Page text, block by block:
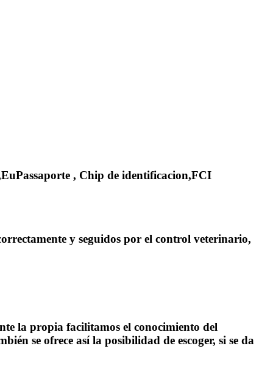
, Chip de identificacion,FCI
y seguidos por el control veterinario,
la propia facilitamos el conocimiento del
se ofrece así la posibilidad de escoger, si se da